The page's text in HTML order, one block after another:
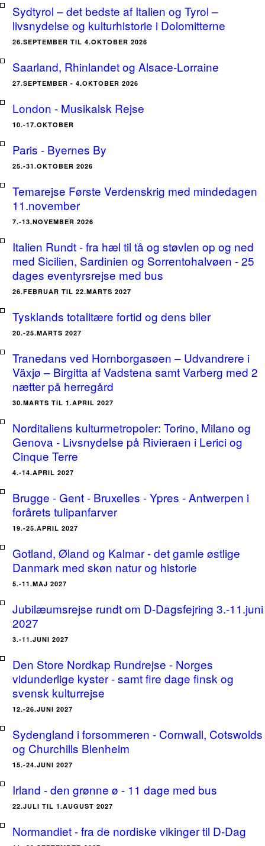
Sydtyrol – det bedste af Italien og Tyrol –
livsnydelse og kulturhistorie i Dolomitterne
26.SEPTEMBER TIL 4.OKTOBER 2026
Saarland, Rhinlandet og Alsace-Lorraine
27.SEPTEMBER - 4.OKTOBER 2026
London - Musikalsk Rejse
10.-17.OKTOBER
Paris - Byernes By
25.-31.OKTOBER 2026
Temarejse Første Verdenskrig med mindedagen
11.november
7.-13.NOVEMBER 2026
Italien Rundt - fra hæl til tå og støvlen op og ned
med Sicilien, Sardinien og Sorrentohalvøen - 25
dages eventyrsrejse med bus
26.FEBRUAR TIL 22.MARTS 2027
Tysklands totalitære fortid og dens biler
20.-25.MARTS 2027
Tranedans ved Hornborgasøen – Udvandrere i
Växjø – Birgitta af Vadstena samt Varberg med 2
nætter på herregård
30.MARTS TIL 1.APRIL 2027
Norditaliens kulturmetropoler: Torino, Milano og
Genova - Livsnydelse på Rivieraen i Lerici og
Cinque Terre
4.-14.APRIL 2027
Brugge - Gent - Bruxelles - Ypres - Antwerpen i
forårets tulipanfarver
19.-25.APRIL 2027
Gotland, Øland og Kalmar - det gamle østlige
Danmark med skøn natur og historie
5.-11.MAJ 2027
Jubilæumsrejse rundt om D-Dagsfejring 3.-11.juni
2027
3.-11.JUNI 2027
Den Store Nordkap Rundrejse - Norges
vidunderlige kyster - samt fire dage finsk og
svensk kulturrejse
12.-26.JUNI 2027
Sydengland i forsommeren - Cornwall, Cotswolds
og Churchills Blenheim
15.-24.JUNI 2027
Irland - den grønne ø - 11 dage med bus
22.JULI TIL 1.AUGUST 2027
Normandiet - fra de nordiske vikinger til D-Dag